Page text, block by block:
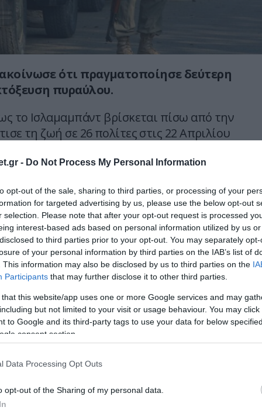
- Do Not Process My Personal Information
opt-out of the sale, sharing to third parties, or processing of your
for targeted advertising by us, please use the below opt-out
selection. Please note that after your opt-out request is processed
interest-based ads based on personal information utilized by us
to third parties prior to your opt-out. You may separately
of your personal information by third parties on the IAB’s list of
This information may also be disclosed by us to third parties on the
Participants that may further disclose it to other third parties.
that this website/app uses one or more Google services and may
but not limited to your visit or usage behaviour. You may
to Google and its third-party tags to use your data for below
consent section.
Data Processing Opt Outs
opt-out of the Sharing of my personal data.
ότι πραγματοποίησε δεύτερη
πυραύλου.
το Ισλαμαμπάντ βρίσκεται πίσω από την
τη ζωή σε 26 πολίτες στις 22 Απριλίου
υπάρξει ανάληψη ευθύνης και το Πακιστάν
με επιτυχία δοκιμαστική
πυραύλου εδάφους-εδάφους Fatah, με
, ανέφερε σε μια ανακοίνωση ο
δίνει περισσότερες διευκρινίσεις.
είναι«σε καλά χέρια», δήλωσε ο
Σαρίφ μετά τη δοκιμή, σκοπός της
με τον στρατό, να
οι στρατιώτες και
το προωθημένο σύστημα πλοήγησης
και η ακρίβειά του.
ανακοίνωσε ότι διενήργησε
πυραύλου εδάφους-εδάφους